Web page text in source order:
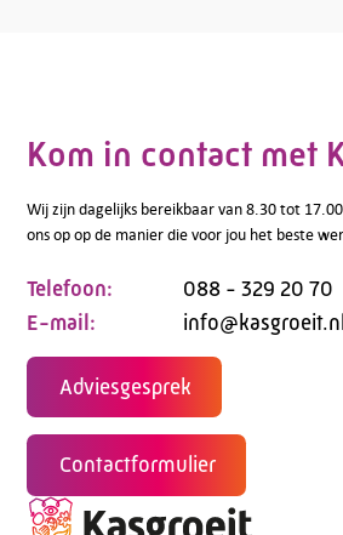
Kom in contact met
Wij zijn dagelijks bereikbaar van 8.30 tot
ons op op de manier die voor jou het beste
Telefoon:
088 - 329 20 70
E-mail:
info@kasgroeit.nl
Adviesgesprek
Contactformulier